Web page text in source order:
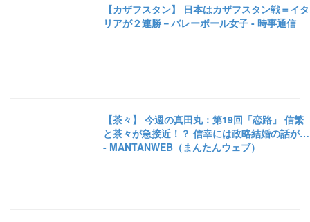
【カザフスタン】 日本はカザフスタン戦＝イタ
リアが２連勝－バレーボール女子 - 時事通信
【茶々】 今週の真田丸：第19回「恋路」 信繁
と茶々が急接近！？ 信幸には政略結婚の話が…
- MANTANWEB（まんたんウェブ）